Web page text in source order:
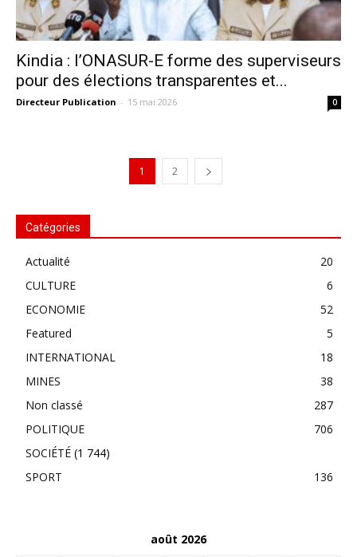
Kindia : l’ONASUR-E forme des superviseurs
pour des élections transparentes et...
Directeur Publication - 15 mai 2026 0
1 2
Catégories
Actualité
20
CULTURE
6
ECONOMIE
52
Featured
5
INTERNATIONAL
18
MINES
38
Non classé
287
POLITIQUE
706
SOCIÉTÉ (1 744)
SPORT
136
août 2026